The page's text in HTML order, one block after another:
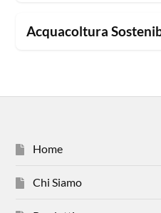
Acquacoltura
Home
Chi Siamo